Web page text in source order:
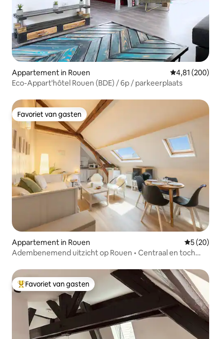
Appartement in Rouen Gemiddelde
4,81 (200)
Eco-Appart'hôtel Rouen (BDE) / 6p / parkeerplaats
Favoriet van gasten
Favoriet van gasten
Appartement in Rouen
5 (20)
Adembenemend uitzicht op Rouen • Centraal en toch
Topfavoriet van gasten
Favoriet van gasten